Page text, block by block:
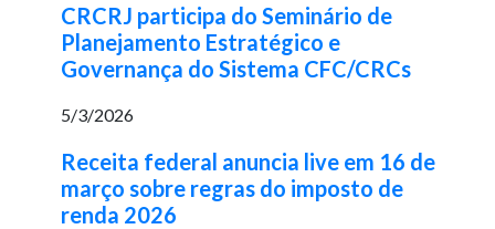
CRCRJ participa do Seminário de
Planejamento Estratégico e
Governança do Sistema CFC/CRCs
5/3/2026
Receita federal anuncia live em 16 de
março sobre regras do imposto de
renda 2026